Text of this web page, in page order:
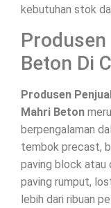
kebutuhan stok
Beton Di
Produsen
Mahri Beton
berpengalaman
tembok precast,
paving block atau
paving rumput,
lebih dari ribuan